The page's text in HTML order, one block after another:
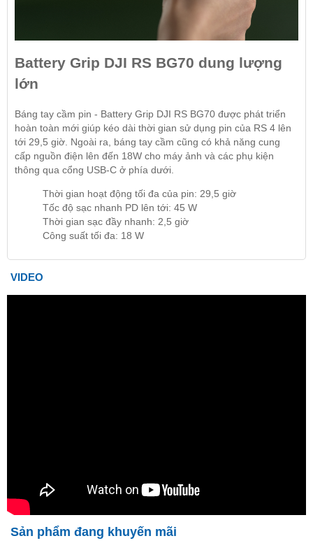
Battery Grip DJI RS BG70 dung lượng
lớn
Báng tay cầm pin - Battery Grip DJI RS BG70 được phát triển
hoàn toàn mới giúp kéo dài thời gian sử dụng pin của RS 4 lên
tới 29,5 giờ. Ngoài ra, báng tay cầm cũng có khả năng cung
cấp nguồn điện lên đến 18W cho máy ảnh và các phụ kiện
thông qua cổng USB-C ở phía dưới.
Thời gian hoạt động tối đa của pin: 29,5 giờ
Tốc độ sạc nhanh PD lên tới: 45 W
Thời gian sạc đầy nhanh: 2,5 giờ
Công suất tối đa: 18 W
VIDEO
Sản phẩm đang khuyến mãi